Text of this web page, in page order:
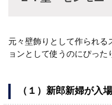
元々壁飾りとして作られる
ョンとして使うのにぴった
（１）新郎新婦が入